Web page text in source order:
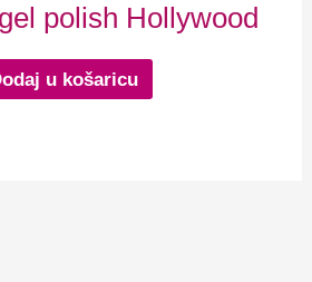
polish Hollywood
u košaricu